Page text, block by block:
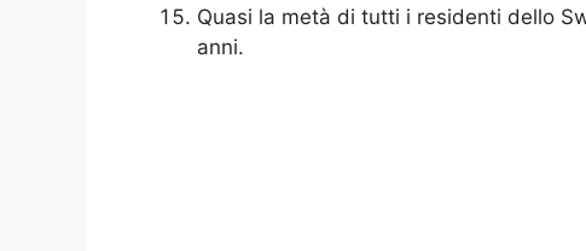
Quasi la metà di tutti i residenti dello
anni.